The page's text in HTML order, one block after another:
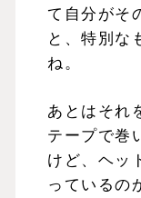
て自分がそ
と、特別な
ね。
あとはそれ
テープで巻
けど、ヘッ
っているの